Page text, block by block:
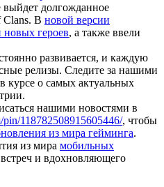
выйдет долгожданное
Clans. В новой версии
героев, а также ввели
развивается, и каждую
релизы. Следите за нашими
курсе о самых актуальных
нашими новостями в
118782508915605446/, чтобы
из мира гейминга.
из мира мобильных
и вдохновляющего